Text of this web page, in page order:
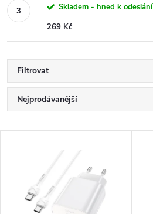
Skladem - hned k odeslání
269 Kč
Filtrovat
Ř
a
Nejprodávanější